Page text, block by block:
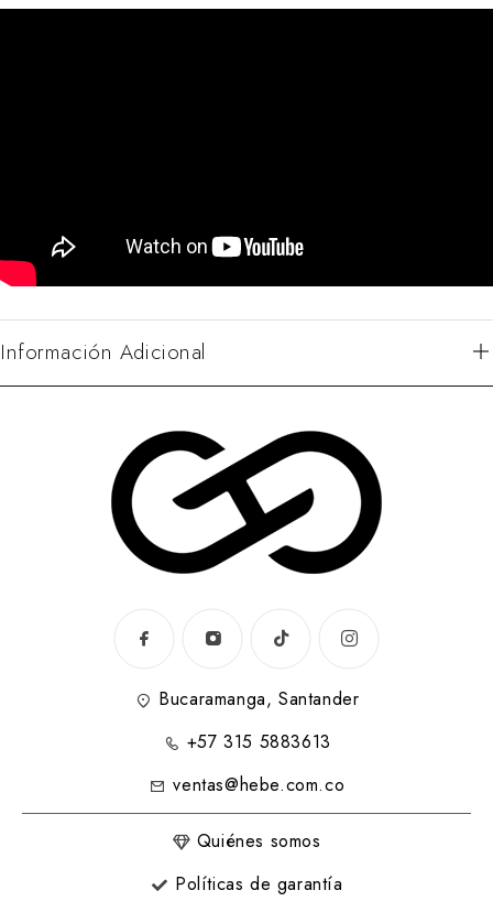
Información Adicional
Bucaramanga, Santander
+57 315 5883613
ventas@hebe.com.co
Quiénes somos
Políticas de garantía